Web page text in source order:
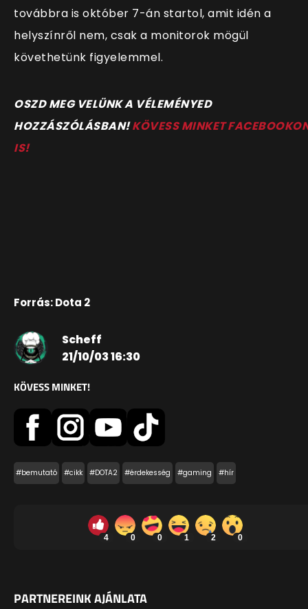
továbbra is október 7-án startol, amit idén a
helyszínről nem, csak a monitorok mögül
követhetünk figyelemmel.
OSZD MEG VELÜNK A VÉLEMÉNYED
HOZZÁSZÓLÁSBAN!KÖVESS MINKET
IS!
Forrás: Dota 2
Scheff
21/10/03 16:30
KÖVESS MINKET!
#bemutató #cikk #DOTA2 #érdekesség #gaming #hír
4 0 0 1 2 0
PARTNEREINK AJÁNLATA